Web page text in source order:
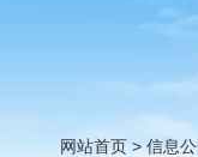
网站首页 > 信息